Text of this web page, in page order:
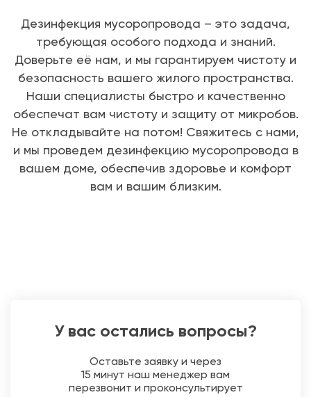
Дезинфекция мусоропровода – это задача,
требующая особого подхода и знаний.
Доверьте её нам, и мы гарантируем чистоту и
безопасность вашего жилого пространства.
Наши специалисты быстро и качественно
обеспечат вам чистоту и защиту от микробов.
Не откладывайте на потом! Свяжитесь с нами,
и мы проведем дезинфекцию мусоропровода в
вашем доме, обеспечив здоровье и комфорт
вам и вашим близким.
У вас остались вопросы?
Оставьте заявку и через
15 минут наш менеджер вам
перезвонит и проконсультирует